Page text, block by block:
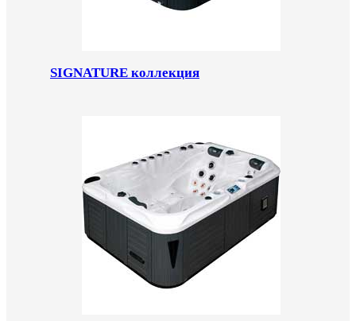
SIGNATURE коллекция